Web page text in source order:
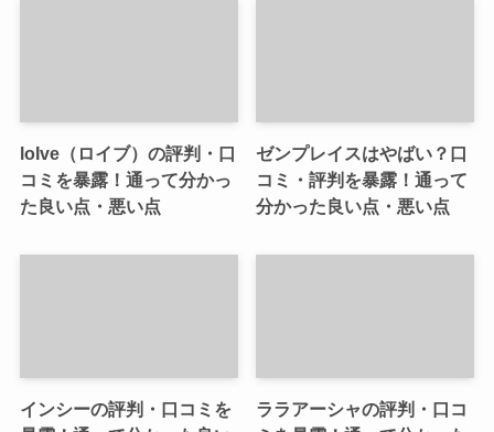
loIve（ロイブ）の評判・口
コミを暴露！通って分かっ
た良い点・悪い点
ゼンプレイスはやばい？口
コミ・評判を暴露！通って
分かった良い点・悪い点
インシーの評判・口コミを
ララアーシャの評判・口コ